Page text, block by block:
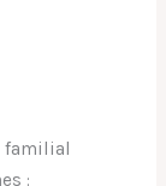
familial
: